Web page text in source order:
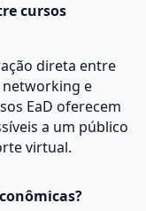
cursos
direta entre
e
EaD oferecem
a um público
virtual.